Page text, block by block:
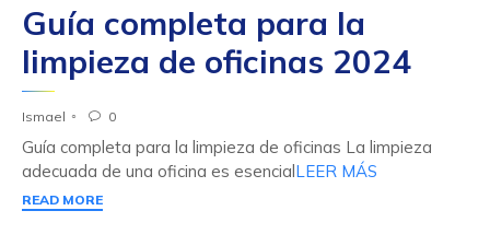
Guía completa para la
limpieza de oficinas 2024
Ismael  0
Guía completa para la limpieza de oficinas La limpieza
adecuada de una oficina es esencialLEER MÁS
READ MORE